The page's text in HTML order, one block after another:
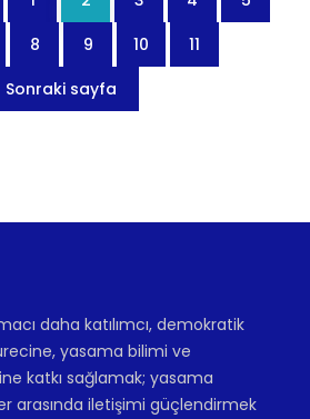
8 9 10
11
Sonraki sayfa
daha katılımcı, demokratik
yasama bilimi ve
katkı sağlamak; yasama
arasında iletişimi güçlendirmek